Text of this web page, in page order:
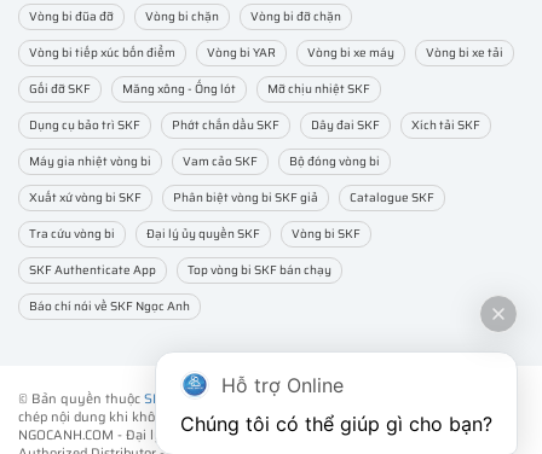
Vòng bi đũa đỡ
Vòng bi chặn
Vòng bi đỡ chặn
Vòng bi tiếp xúc bốn điểm
Vòng bi YAR Vòng bi xe máy
Vòng bi xe tải
Gối đỡ SKF
Măng xông - Ống lót
Mỡ chịu nhiệt SKF
Dụng cụ bảo trì SKF
Phớt chắn dầu SKF Dây đai SKF
Xích tải SKF
Máy gia nhiệt vòng bi
Vam cảo SKF
Bộ đóng vòng bi
Xuất xứ vòng bi SKF
Phân biệt vòng bi SKF giả
Catalogue SKF
Tra cứu vòng bi
Đại lý ủy quyền SKF
Vòng bi SKF
SKF Authenticate App
Top vòng bi SKF bán chạy
Báo chí nói về SKF Ngọc Anh
© Bản quyền thuộcSKF NGỌC ANH. ® All rights reserved - Vui lòng không sao
chép nội dung khi không được sự đồng ý của chúng tôi.
NGOCANH.COM - Đại lý ủy quyền vòng bi bạc đạn SKF chính hãng -SKF
Hỗ trợ Online
Chúng tôi có thể giúp gì cho bạn?